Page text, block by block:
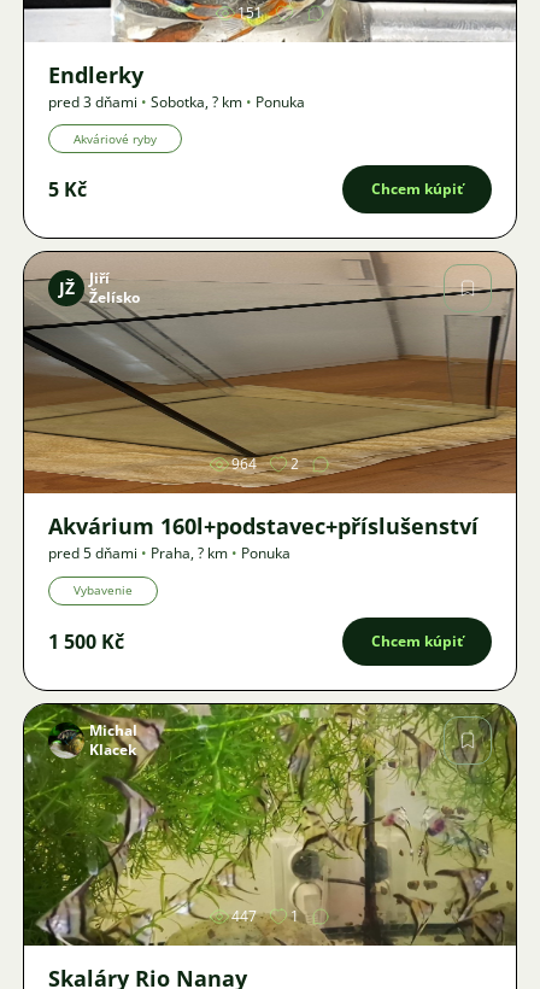
151
Endlerky
pred 3 dňami • Sobotka,? km • Ponuka
Akváriové ryby
5 Kč Chcem kúpiť
Obrázok
JŽ
Jiří
Želísko
964 2
Akvárium 160l+podstavec+příslušenství
pred 5 dňami • Praha,? km • Ponuka
Vybavenie
1 500 Kč Chcem kúpiť
Obrázok
Michal
Klacek
447 1
Skaláry Rio Nanay